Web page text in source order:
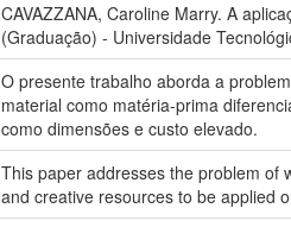
CAVAZZANA, Caroline Marry. A
(Graduação) - Universidade
O presente trabalho aborda a
material como matéria-prima
como dimensões e custo elevado.
This paper addresses the problem of
and creative resources to be applied